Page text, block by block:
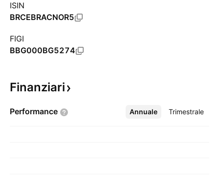
ISIN
BRCEBRACNOR5
FIGI
BBG000BG5274
Finanziari
Performance Annuale Trimestrale
Altro